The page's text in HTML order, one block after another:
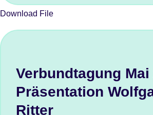
Download File
Verbundtagung Mai
Präsentation
Ritter